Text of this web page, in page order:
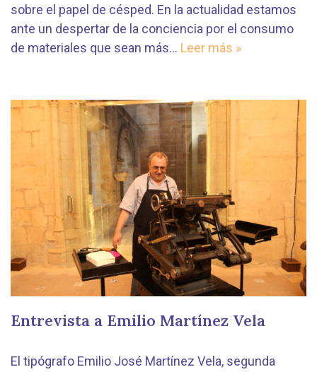
sobre el papel de césped. En la actualidad estamos
ante un despertar de la conciencia por el consumo
de materiales que sean más… Leer más »
Entrevista a Emilio Martínez Vela
El tipógrafo Emilio José Martínez Vela, segunda